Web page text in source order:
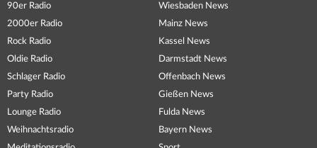
90er Radio
2000er Radio
Rock Radio
Oldie Radio
Schlager Radio
Party Radio
Lounge Radio
Weihnachtsradio
Wiesbaden News
Mainz News
Kassel News
Darmstadt News
Offenbach News
Gießen News
Fulda News
Bayern News